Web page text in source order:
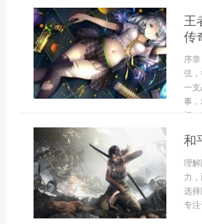
王
传
序
弦
一
事
煌
和
理
力
选
专注